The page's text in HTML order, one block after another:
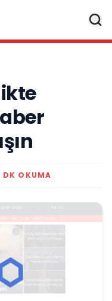
DK OKUMA